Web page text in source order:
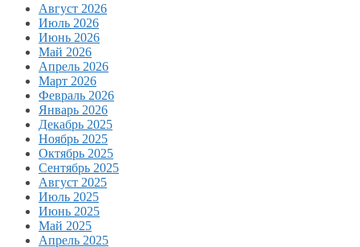
Август 2026
Июль 2026
Июнь 2026
Май 2026
Апрель 2026
Март 2026
Февраль 2026
Январь 2026
Декабрь 2025
Ноябрь 2025
Октябрь 2025
Сентябрь 2025
Август 2025
Июль 2025
Июнь 2025
Май 2025
Апрель 2025